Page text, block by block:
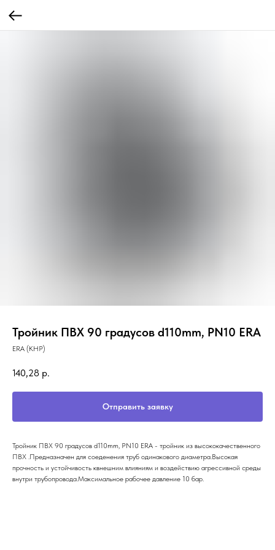
Тройник ПВХ 90 градусов d110mm, PN10 ERA
ERA (КНР)
140,28 р.
Отправить заявку
Тройник ПВХ 90 градусов d110mm, PN10 ERA - тройник из высококачественного
ПВХ .Предназначен для соеденения труб одинакового диаметра.Высокая
прочность и устойчивость квнешним влияниям и воздействию агрессивной среды
внутри трубопровода.Максимальное рабочее давление 10 бар.